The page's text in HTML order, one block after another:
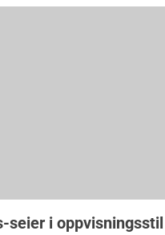
seier i oppvisningsstil